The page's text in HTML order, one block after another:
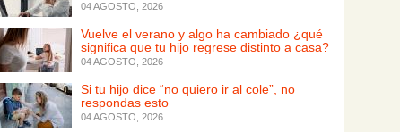
04 AGOSTO, 2026
Vuelve el verano y algo ha cambiado ¿qué
significa que tu hijo regrese distinto a casa?
04 AGOSTO, 2026
Si tu hijo dice “no quiero ir al cole”, no
respondas esto
04 AGOSTO, 2026